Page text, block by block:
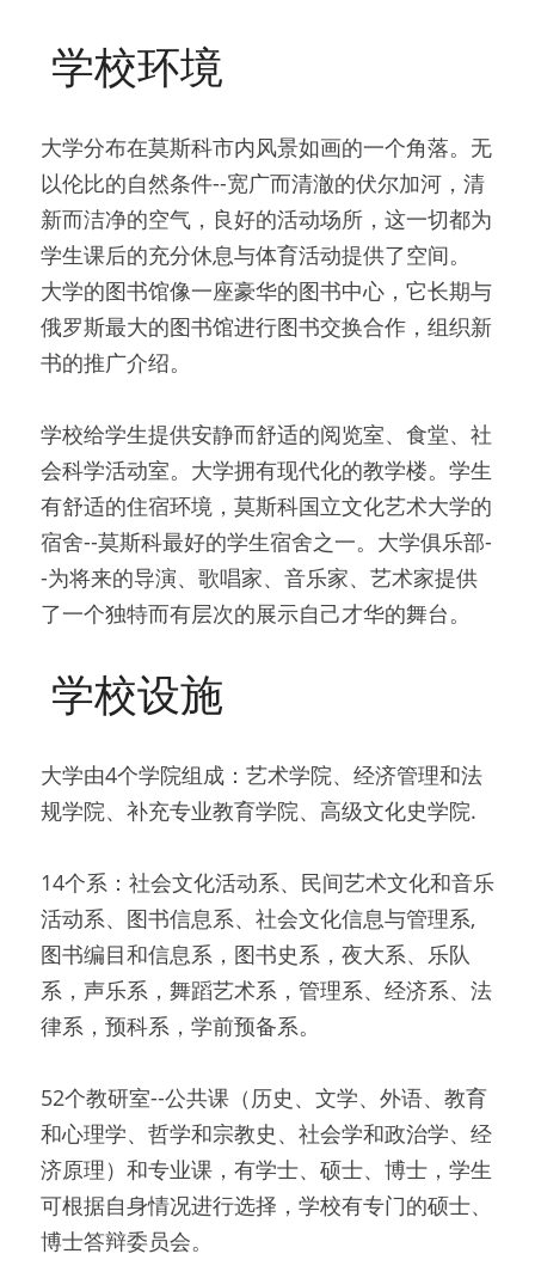
学校环境
大学分布在莫斯科市内风景如画的一个角落。无
以伦比的自然条件--宽广而清澈的伏尔加河，清
新而洁净的空气，良好的活动场所，这一切都为
学生课后的充分休息与体育活动提供了空间。
大学的图书馆像一座豪华的图书中心，它长期与
俄罗斯最大的图书馆进行图书交换合作，组织新
书的推广介绍。
学校给学生提供安静而舒适的阅览室、食堂、社
会科学活动室。大学拥有现代化的教学楼。学生
有舒适的住宿环境，莫斯科国立文化艺术大学的
宿舍--莫斯科最好的学生宿舍之一。大学俱乐部-
-为将来的导演、歌唱家、音乐家、艺术家提供
了一个独特而有层次的展示自己才华的舞台。
学校设施
大学由4个学院组成：艺术学院、经济管理和法
规学院、补充专业教育学院、高级文化史学院.
14个系：社会文化活动系、民间艺术文化和音乐
活动系、图书信息系、社会文化信息与管理系,
图书编目和信息系，图书史系，夜大系、乐队
系，声乐系，舞蹈艺术系，管理系、经济系、法
律系，预科系，学前预备系。
52个教研室--公共课（历史、文学、外语、教育
和心理学、哲学和宗教史、社会学和政治学、经
济原理）和专业课，有学士、硕士、博士，学生
可根据自身情况进行选择，学校有专门的硕士、
博士答辩委员会。